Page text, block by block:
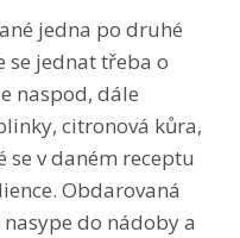
jedna po druhé
se jednat třeba o
naspod, dále
citronová kůra,
se v daném receptu
Obdarovaná
do nádoby a